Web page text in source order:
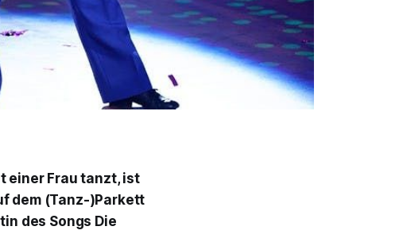
einer Frau tanzt, ist
dem (Tanz-)Parkett
des Songs Die